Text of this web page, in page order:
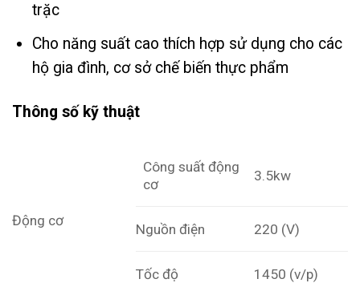
trặc
Cho năng suất cao thích hợp sử dụng cho các
hộ gia đình, cơ sở chế biến thực phẩm
Thông số kỹ thuật
Động cơ
Công suất động
cơ
3.5kw
Nguồn điện 220 (V)
Tốc độ 1450 (v/p)